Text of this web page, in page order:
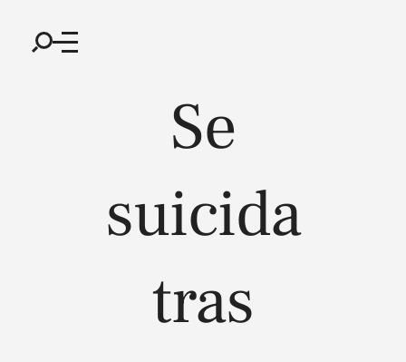
Se
suicida
tras